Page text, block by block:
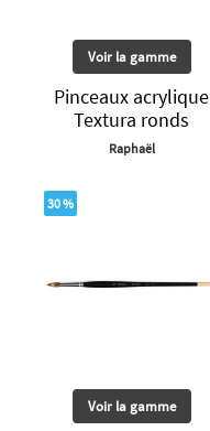
Voir la gamme
Pinceaux acrylique
Textura ronds
Raphaël
30 %
Voir la gamme